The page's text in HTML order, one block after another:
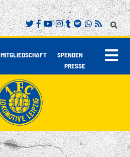
MITGLIEDSCHAFT| SPENDEN |
PRESSE